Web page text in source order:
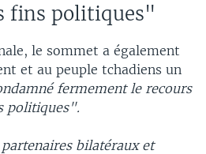
fins politiques"
le sommet a également
et au peuple tchadiens un
fermement le recours
politiques".
bilatéraux et